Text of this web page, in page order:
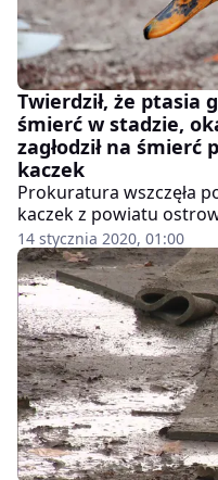
Twierdził, że ptasia
śmierć w stadzie,
zagłodził na śmierć
kaczek
Prokuratura wszczęła
kaczek z powiatu
zwierzęta doprowadził
ptaków. Mężczyzna
twierdząc, że kaczki
jest ptasia grypa.
mu kara pozbawienia
14 stycznia 2020, 01:00